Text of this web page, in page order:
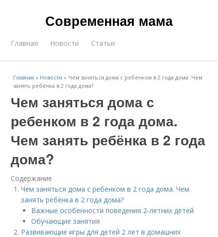
Современная мама
Главная Новости Статьи
Главная » Новости » Чем заняться дома с ребенком в 2 года дома. Чем
занять ребёнка в 2 года дома?
Чем заняться дома с
ребенком в 2 года дома.
Чем занять ребёнка в 2 года
дома?
Содержание
Чем заняться дома с ребенком в 2 года дома. Чем
занять ребёнка в 2 года дома?
Важные особенности поведения 2-летних детей
Обучающие занятия
Развивающие игры для детей 2 лет в домашних